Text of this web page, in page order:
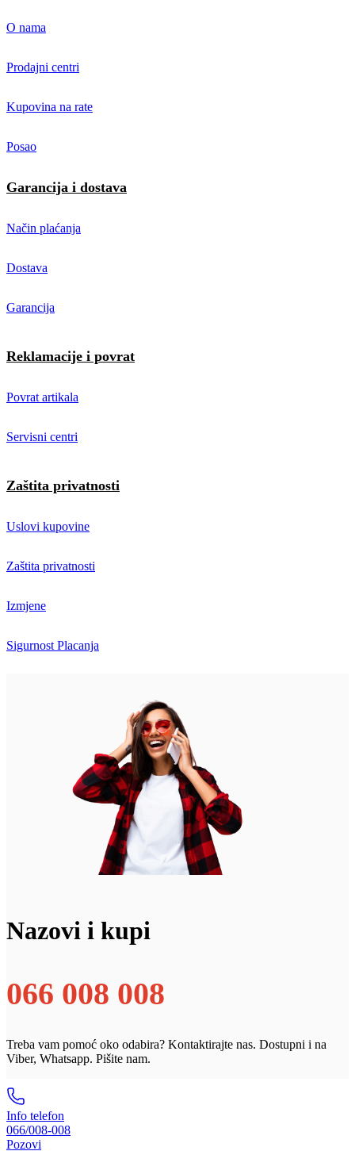
O nama
Prodajni centri
Kupovina na rate
Posao
Garancija i dostava
Način plaćanja
Dostava
Garancija
Reklamacije i povrat
Povrat artikala
Servisni centri
Zaštita privatnosti
Uslovi kupovine
Zaštita privatnosti
Izmjene
Sigurnost Placanja
Nazovi i kupi
066 008 008
Treba vam pomoć oko odabira? Kontaktirajte nas. Dostupni i na
Viber, Whatsapp. Pišite nam.
Info telefon
066/008-008
Pozovi